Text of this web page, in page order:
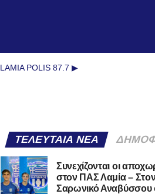
LAMIA POLIS 87.7 ▶︎
ΤΕΛΕΥΤΑΊΑ ΝΈΑ
Συνεχίζονται οι
στον ΠΑΣ Λαμία –
Σαρωνικό Αναβύσσου